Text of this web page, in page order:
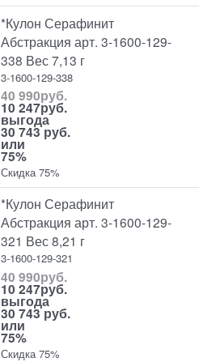
*Кулон Серафинит
Абстракция арт. 3-1600-129-
338 Вес 7,13 г
3-1600-129-338
40 990руб.
10 247руб.
выгода
30 743 руб.
или
75%
Скидка 75%
*Кулон Серафинит
Абстракция арт. 3-1600-129-
321 Вес 8,21 г
3-1600-129-321
40 990руб.
10 247руб.
выгода
30 743 руб.
или
75%
Скидка 75%